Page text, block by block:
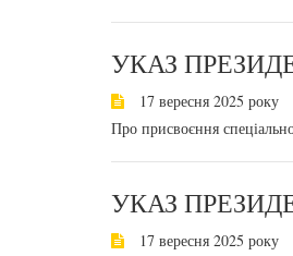
УКАЗ
17 вересня 2025 року
Про присвоєння
УКАЗ
17 вересня 2025 року